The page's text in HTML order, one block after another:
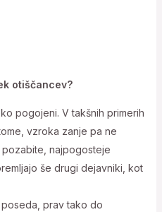
otiščancev?
pogojeni. V takšnih primerih
vzroka zanje pa ne
najpogosteje
še drugi dejavniki, kot
prav tako do